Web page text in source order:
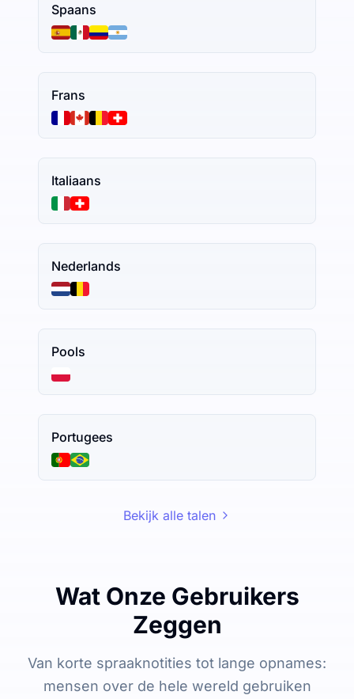
Spaans
Frans
Italiaans
Nederlands
Pools
Portugees
Bekijk alle talen
Wat Onze Gebruikers
Zeggen
Van korte spraaknotities tot lange opnames:
mensen over de hele wereld gebruiken